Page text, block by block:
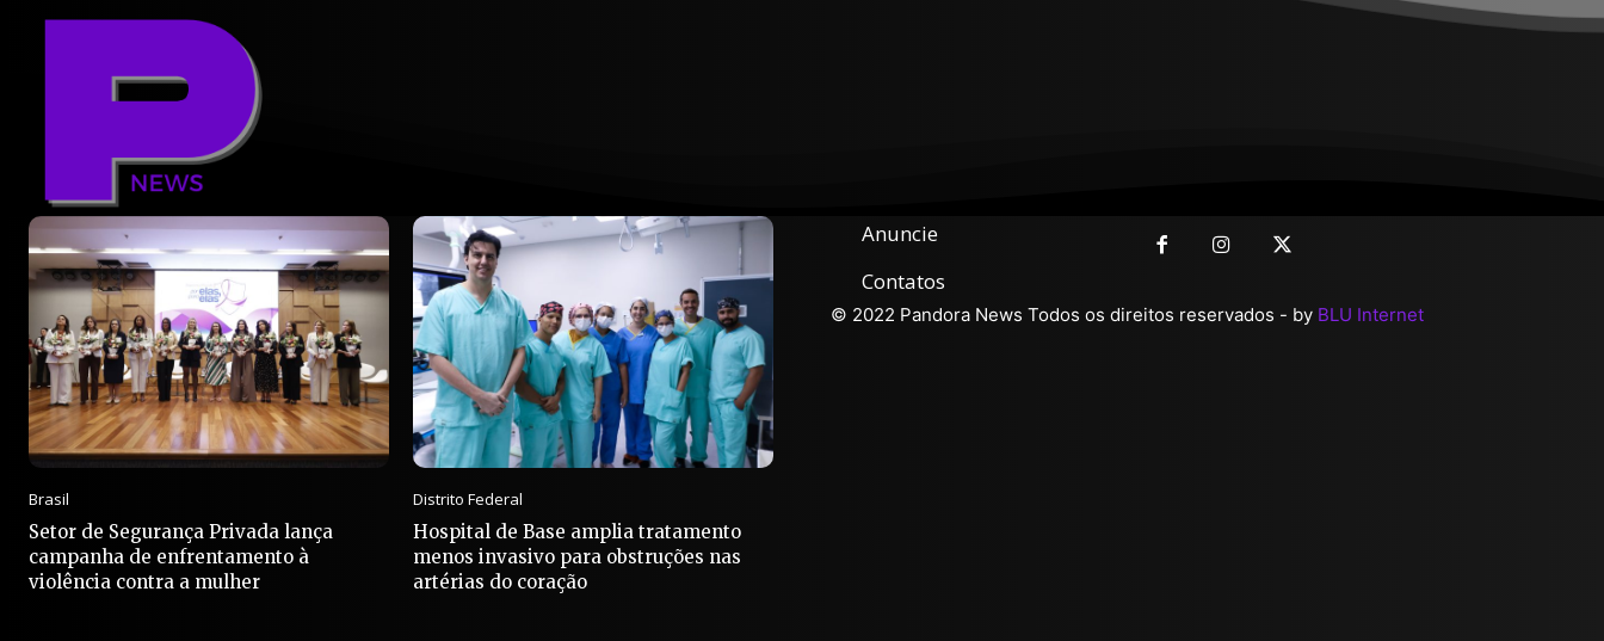
Brasil
Setor de Segurança Privada lança
campanha de enfrentamento à
violência contra a mulher
Distrito Federal
Hospital de Base amplia tratamento
menos invasivo para obstruções nas
artérias do coração
Anuncie
Contatos
© 2022 Pandora News Todos os direitos reservados - by BLU Internet